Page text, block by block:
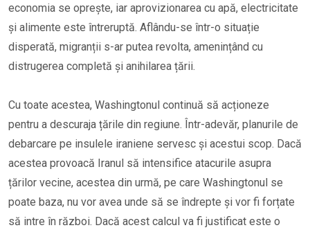
economia se oprește, iar aprovizionarea cu apă, electricitate
și alimente este întreruptă. Aflându-se într-o situație
disperată, migranții s-ar putea revolta, amenințând cu
distrugerea completă și anihilarea țării.
Cu toate acestea, Washingtonul continuă să acționeze
pentru a descuraja țările din regiune. Într-adevăr, planurile de
debarcare pe insulele iraniene servesc și acestui scop. Dacă
acestea provoacă Iranul să intensifice atacurile asupra
țărilor vecine, acestea din urmă, pe care Washingtonul se
poate baza, nu vor avea unde să se îndrepte și vor fi forțate
să intre în război. Dacă acest calcul va fi justificat este o